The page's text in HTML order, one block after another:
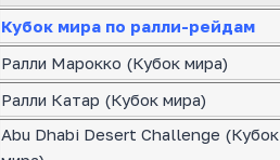
Кубок мира по ралли-рейдам
Ралли Марокко (Кубок мира)
Ралли Катар (Кубок мира)
Abu Dhabi Desert Challenge (Кубок